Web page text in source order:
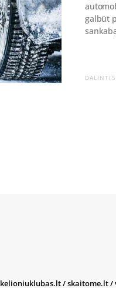
galbūt
DALINTIS
kelioniuklubas.lt/skaitome.lt/